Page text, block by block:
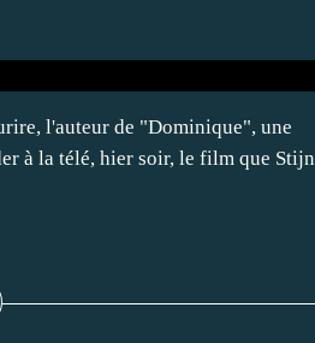
l'auteur de "Dominique", une
à la télé, hier soir, le film que Stijn